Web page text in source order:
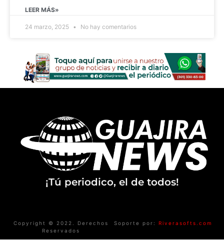
LEER MÁS»
24 marzo, 2025 No hay comentarios
¡Tú periodico, el de todos!
Copyright © 2022. Derechos
Reservados
Soporte por: Riverasofts.com